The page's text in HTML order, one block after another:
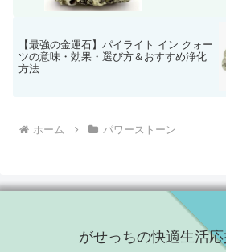
【最強の金運石】パイライト イン クォー
ツの意味・効果・選び方＆おすすめ浄化
方法
ホーム パワーストーン
がせっちの快適生活応